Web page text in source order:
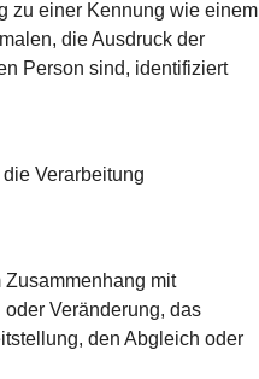
zu einer Kennung wie einem
die Ausdruck der
Person sind, identifiziert
Verarbeitung
mit
Veränderung, das
den Abgleich oder